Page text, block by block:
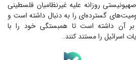
روزانه علیه غیرنظامیان فلسطینی
گسترده‌ای را به دنبال داشته است و
آن داشته است تا همبستگی خود را با
اسرائیل را مستند کنند.